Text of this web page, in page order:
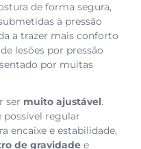
de forma segura,
à pressão
a trazer mais conforto
lesões por pressão
por muitas
ser muito ajustável.
possível regular
encaixe e estabilidade,
de gravidade e